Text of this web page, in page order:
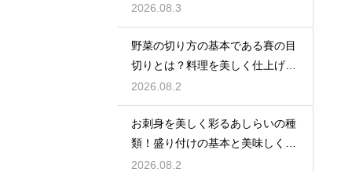
る
2026.08.3
野菜の切り方の基本である賽の目
切りとは？料理を美しく仕上げる
プロのコツ
2026.08.2
お刺身を美しく彩るあしらいの種
類！盛り付けの基本と美味しく食
べる工夫
2026.08.2